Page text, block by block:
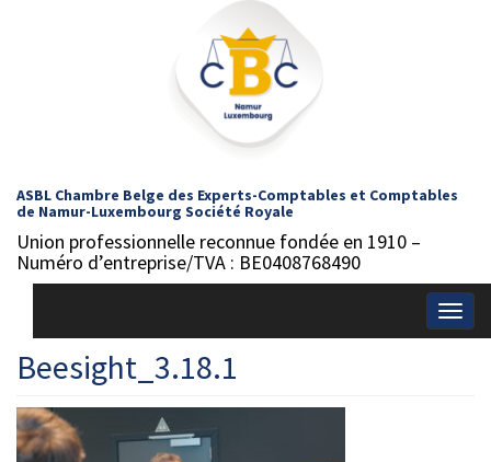
ASBL Chambre Belge des Experts-Comptables et Comptables
de Namur-Luxembourg Société Royale
Union professionnelle reconnue fondée en 1910 –
Numéro d’entreprise/TVA : BE0408768490
Beesight_3.18.1